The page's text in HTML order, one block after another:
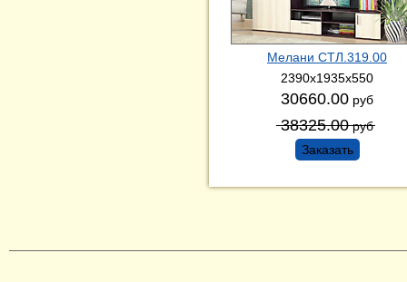
Мелани СТЛ.319.00
2390х1935х550
30660.00 руб
38325.00 руб
Заказать